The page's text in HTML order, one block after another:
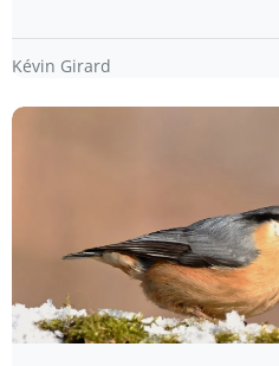
Kévin Girard